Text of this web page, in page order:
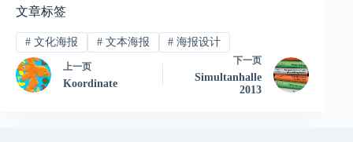
文章标签
#文化海报 #文本海报 # 海报设计
上一页
Koordinate
下一页
Simultanhalle
2013